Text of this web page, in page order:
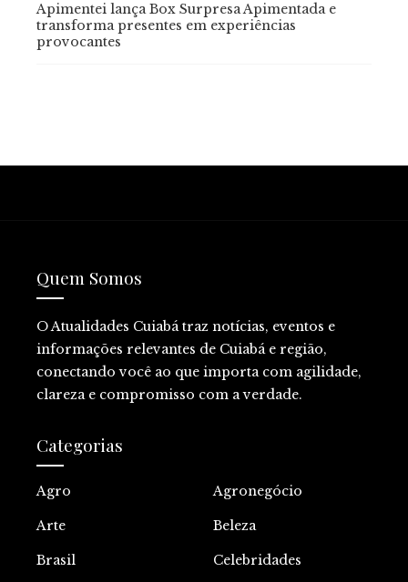
Apimentei lança Box Surpresa Apimentada e
transforma presentes em experiências
provocantes
Quem Somos
O Atualidades Cuiabá traz notícias, eventos e
informações relevantes de Cuiabá e região,
conectando você ao que importa com agilidade,
clareza e compromisso com a verdade.
Categorias
Agro Agronegócio
Arte Beleza
Brasil Celebridades